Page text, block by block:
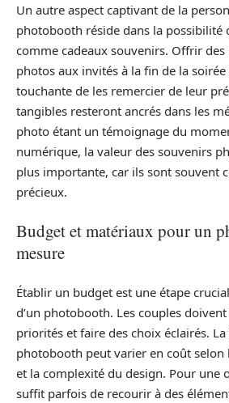
Un autre aspect captivant de la
photobooth réside dans la possibilité
comme cadeaux souvenirs. Offrir
photos aux invités à la fin de la
touchante de les remercier de leur
tangibles resteront ancrés dans les
photo étant un témoignage du
numérique, la valeur des souvenirs
plus importante, car ils sont souvent
précieux.
Budget et matériaux pour un
mesure
Établir un budget est une étape
d’un photobooth. Les couples
priorités et faire des choix éclairés. La
photobooth peut varier en coût selon
et la complexité du design. Pour une
suffit parfois de recourir à des